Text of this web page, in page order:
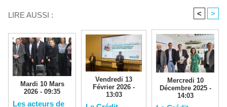
LIRE AUSSI : < >
Mardi 10 Mars
2026 - 09:35
Les acteurs de
Vendredi 13
Février 2026 -
13:03
Mercredi 10
Décembre 2025 -
14:03